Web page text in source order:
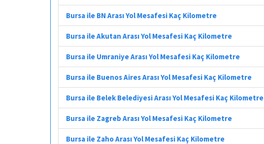
Bursa ile BN Arası Yol Mesafesi Kaç Kilometre
Bursa ile Akutan Arası Yol Mesafesi Kaç Kilometre
Bursa ile Umraniye Arası Yol Mesafesi Kaç Kilometre
Bursa ile Buenos Aires Arası Yol Mesafesi Kaç Kilometre
Bursa ile Belek Belediyesi Arası Yol Mesafesi Kaç Kilometre
Bursa ile Zagreb Arası Yol Mesafesi Kaç Kilometre
Bursa ile Zaho Arası Yol Mesafesi Kaç Kilometre